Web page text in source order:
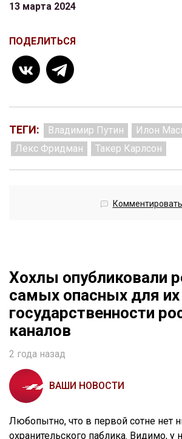
13 марта 2024
ПОДЕЛИТЬСЯ
ТЕГИ: Владимир Путин
Илон
Лекс Фридман
Такер Карлсон
Комментировать
Хохлы опубликовали
самых опасных для их
государственности
каналов
2 года назад
ВАШИ НОВОСТИ
Любопытно, что в первой сотне нет
охранительского паблика. Видимо, у